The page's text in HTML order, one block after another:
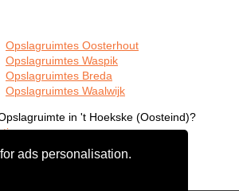
ads personalisation.
Opslagruimtes Oosterhout
Opslagruimtes Waspik
Opslagruimtes Breda
Opslagruimtes Waalwijk
in 't Hoekske (Oosteind)?
aan